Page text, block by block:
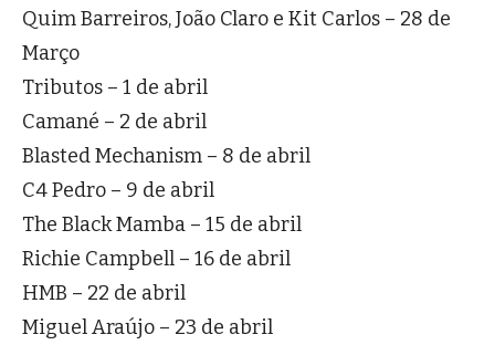
Quim Barreiros, João Claro e Kit Carlos – 28 de
Março
Tributos – 1 de abril
Camané – 2 de abril
Blasted Mechanism – 8 de abril
C4 Pedro – 9 de abril
The Black Mamba – 15 de abril
Richie Campbell – 16 de abril
HMB – 22 de abril
Miguel Araújo – 23 de abril